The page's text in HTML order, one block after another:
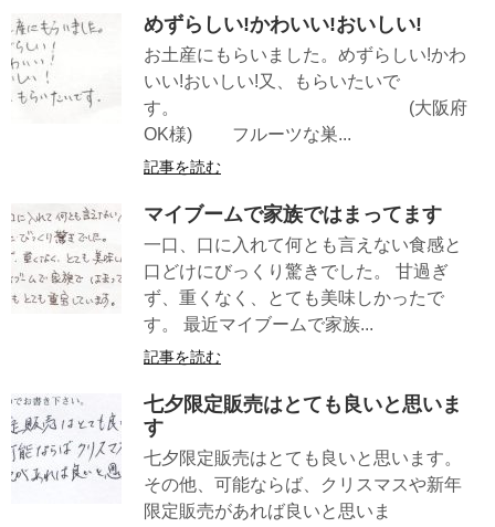
めずらしい!かわいい!おいしい!
お土産にもらいました。めずらしい!かわ
いい!おいしい!又、もらいたいで
す。 (大阪府
OK様) フルーツな巣...
記事を読む
マイブームで家族ではまってます
一口、口に入れて何とも言えない食感と
口どけにびっくり驚きでした。 甘過ぎ
ず、重くなく、とても美味しかったで
す。 最近マイブームで家族...
記事を読む
七夕限定販売はとても良いと思いま
す
七夕限定販売はとても良いと思います。
その他、可能ならば、クリスマスや新年
限定販売があれば良いと思いま